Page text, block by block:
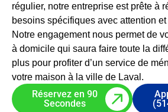
régulier, notre entreprise est prête à
besoins spécifiques avec attention
Notre engagement nous permet de
à domicile qui saura faire toute la
plus pour profiter d’un service de
votre maison à la ville de Laval.
Réservez en 90
Secondes